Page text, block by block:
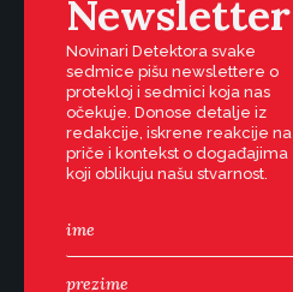
Newsletter
Novinari Detektora svake
sedmice pišu newslettere o
protekloj i sedmici koja nas
očekuje. Donose detalje iz
redakcije, iskrene reakcije na
priče i kontekst o događajima
koji oblikuju našu stvarnost.